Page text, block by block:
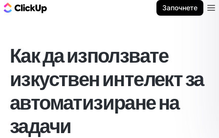
Започнете
Как да използвате
изкуствен интелект за
автоматизиране на
задачи